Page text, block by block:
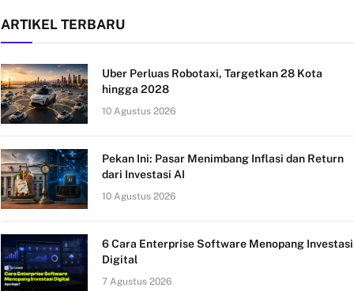
ARTIKEL TERBARU
Uber Perluas Robotaxi, Targetkan 28 Kota
hingga 2028
10 Agustus 2026
Pekan Ini: Pasar Menimbang Inflasi dan Return
dari Investasi AI
10 Agustus 2026
6 Cara Enterprise Software Menopang Investasi
Digital
7 Agustus 2026